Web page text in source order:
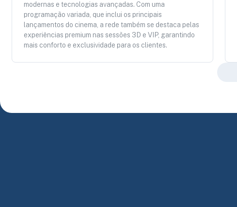
modernas e tecnologias avançadas. Com uma
programação variada, que inclui os principais
lançamentos do cinema, a rede também se destaca pelas
experiências premium nas sessões 3D e VIP, garantindo
mais conforto e exclusividade para os clientes.